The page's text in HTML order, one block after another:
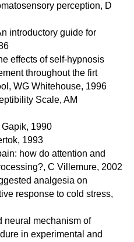
perception, D
introductory guide for
effects of self-hypnosis
throughout the firt
WG Whitehouse, 1996
Scale, AM
1990
1993
how do attention and
C Villemure, 2002
analgesia on
response to cold stress,
neural mechanism of
in experimental and